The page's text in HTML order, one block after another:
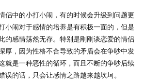
中的小打小闹，有的时候会升级到问题更
小闹对于感情的培养是有积极一面的，但是
的感情荡然无存。特别是刚刚谈恋爱的情侣
厚，因为性格不合导致的矛盾会在争吵中发
就是一种恶性的循环，而且不断的争吵后续
误的话，只会让感情之路越来越坎坷。